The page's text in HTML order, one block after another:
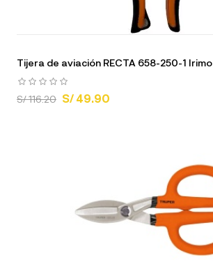
Tijera de aviación RECTA 658-250-1 Irimo
S/ 116.20 S/ 49.90